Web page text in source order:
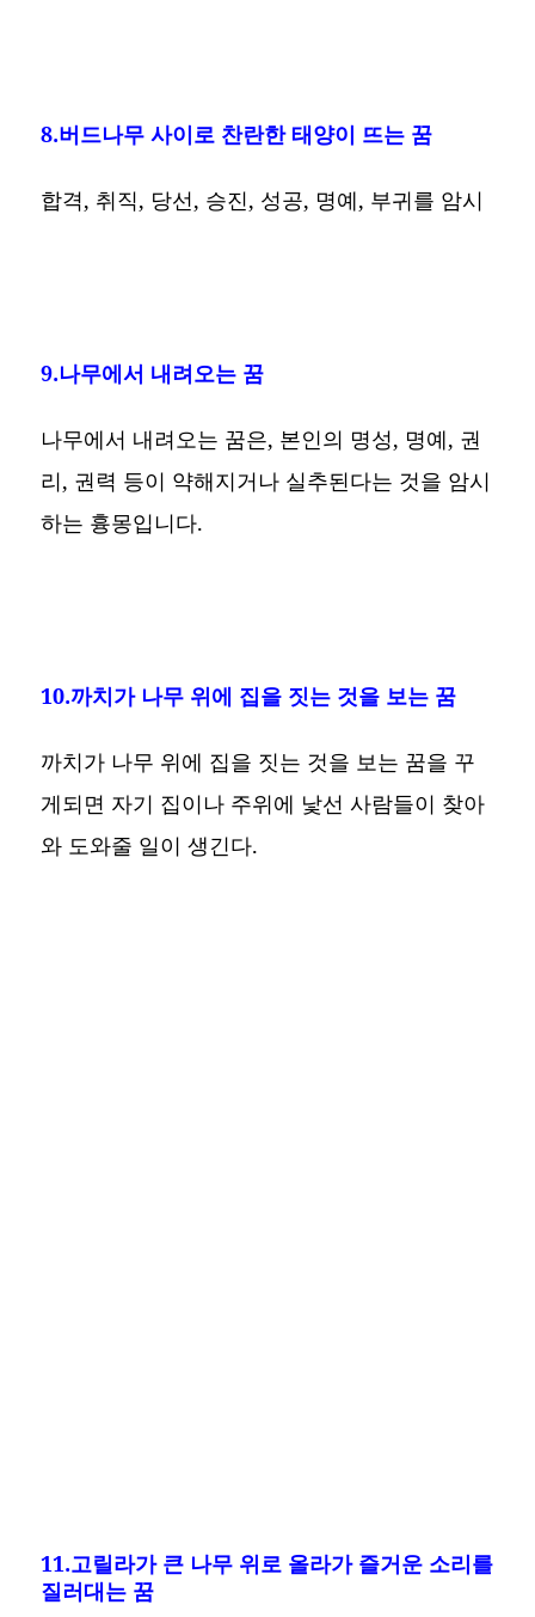
8.버드나무 사이로 찬란한 태양이 뜨는 꿈
합격, 취직, 당선, 승진, 성공, 명예, 부귀를 암시
9.나무에서 내려오는 꿈
나무에서 내려오는 꿈은, 본인의 명성, 명예, 권
리, 권력 등이 약해지거나 실추된다는 것을 암시
하는 흉몽입니다.
10.까치가 나무 위에 집을 짓는 것을 보는 꿈
까치가 나무 위에 집을 짓는 것을 보는 꿈을 꾸
게되면 자기 집이나 주위에 낯선 사람들이 찾아
와 도와줄 일이 생긴다.
11.고릴라가 큰 나무 위로 올라가 즐거운 소리를
질러대는 꿈